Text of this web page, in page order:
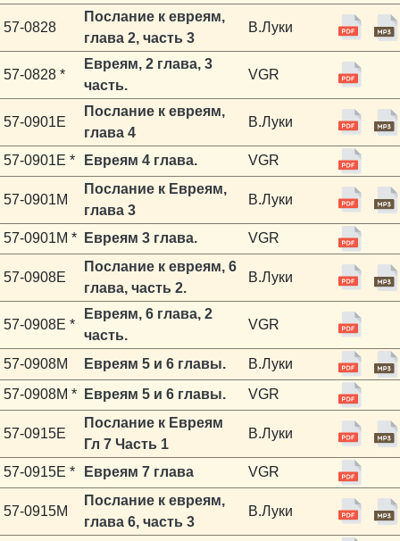
57-0828
Послание к евреям,
глава 2, часть 3
В.Луки
57-0828 *
Евреям, 2 глава, 3
часть.
VGR
57-0901E
Послание к евреям,
глава 4
В.Луки
57-0901E * Евреям 4 глава. VGR
57-0901M
Послание к Евреям,
глава 3
В.Луки
57-0901M * Евреям 3 глава. VGR
57-0908E
Послание к евреям, 6
глава, часть 2.
В.Луки
57-0908E *
Евреям, 6 глава, 2
часть.
VGR
57-0908M Евреям 5 и 6 главы.
В.Луки
57-0908M *
Евреям 5 и 6 главы. VGR
57-0915E
Послание к Евреям
Гл 7 Часть 1
В.Луки
57-0915E * Евреям 7 глава VGR
57-0915M
Послание к евреям,
глава 6, часть 3
В.Луки